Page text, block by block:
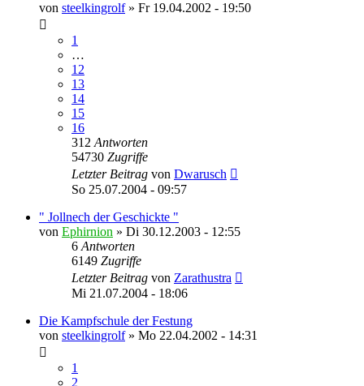
von steelkingrolf» Fr 19.04.2002 - 19:50
1
…
12
13
14
15
16
312 Antworten
54730 Zugriffe
Letzter Beitrag von Dwarusch
So 25.07.2004 - 09:57
" Jollnech der Geschickte "
von Ephirnion » Di 30.12.2003 - 12:55
6 Antworten
6149 Zugriffe
Letzter Beitrag von Zarathustra
Mi 21.07.2004 - 18:06
Die Kampfschule der Festung
von steelkingrolf» Mo 22.04.2002 - 14:31
1
2